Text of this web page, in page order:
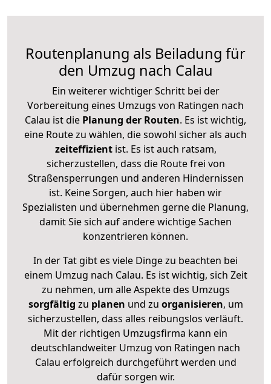
Routenplanung als Beiladung für
den Umzug nach Calau
Ein weiterer wichtiger Schritt bei der
Vorbereitung eines Umzugs von Ratingen nach
Calau ist die Planung der Routen. Es ist wichtig,
eine Route zu wählen, die sowohl sicher als auch
zeiteffizientist. Es ist auch ratsam,
sicherzustellen, dass die Route frei von
Straßensperrungen und anderen Hindernissen
ist. Keine Sorgen, auch hier haben wir
Spezialisten und übernehmen gerne die Planung,
damit Sie sich auf andere wichtige Sachen
konzentrieren können.
In der Tat gibt es viele Dinge zu beachten bei
einem Umzug nach Calau. Es ist wichtig, sich Zeit
zu nehmen, um alle Aspekte des Umzugs
sorgfältig zu planen und zu organisieren, um
sicherzustellen, dass alles reibungslos verläuft.
Mit der richtigen Umzugsfirma kann ein
deutschlandweiter Umzug von Ratingen nach
Calau erfolgreich durchgeführt werden und
dafür sorgen wir.